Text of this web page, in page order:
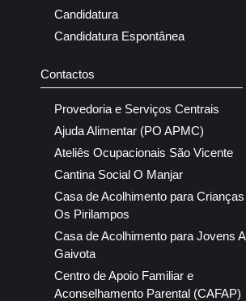
Candidatura
Candidatura Espontânea
Contactos
Provedoria e Serviços Centrais
Ajuda Alimentar (PO APMC)
Ateliês Ocupacionais São Vicente
Cantina Social O Manjar
Casa de Acolhimento para Crianças
Os Pirilampos
Casa de Acolhimento para Jovens A
Gaivota
Centro de Apoio Familiar e
Aconselhamento Parental (CAFAP)